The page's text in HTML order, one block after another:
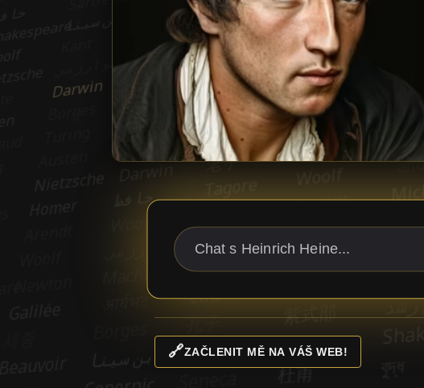
🔗ZAČLENIT MĚ NA VÁŠ WEB!